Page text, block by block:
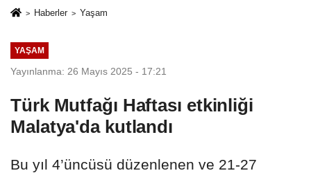
Haberler Yaşam
YAŞAM
Yayınlanma: 26 Mayıs 2025 - 17:21
Türk Mutfağı Haftası etkinliği
Malatya'da kutlandı
Bu yıl 4’üncüsü düzenlenen ve 21-27